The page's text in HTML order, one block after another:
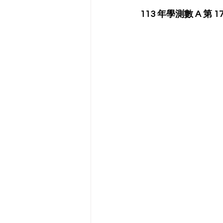
113 年學測數 A 第